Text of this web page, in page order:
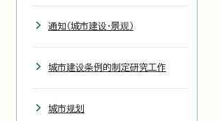
通知（城市建设・景观）
城市建设条例的制定研究工作
城市规划